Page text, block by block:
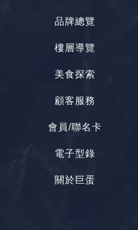
品牌總覽
樓層導覽
美食探索
顧客服務
會員/聯名卡
電子型錄
關於巨蛋